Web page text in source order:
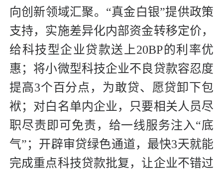
向创新领域汇聚。“真金白银”提供政策
支持，实施差异化内部资金转移定价，
给科技型企业贷款送上20BP的利率优
惠；将小微型科技企业不良贷款容忍度
提高3个百分点，为敢贷、愿贷卸下包
袱；对白名单内企业，只要相关人员尽
职尽责即可免责，给一线服务注入“底
气”；开辟审贷绿色通道，最快3天就能
完成重点科技贷款批复，让企业不错过